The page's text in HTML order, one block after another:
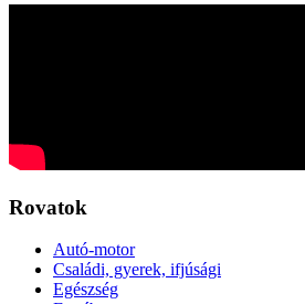
Rovatok
Autó-motor
Családi, gyerek, ifjúsági
Egészség